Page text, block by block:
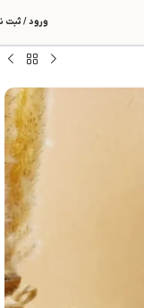
ورود / ثبت